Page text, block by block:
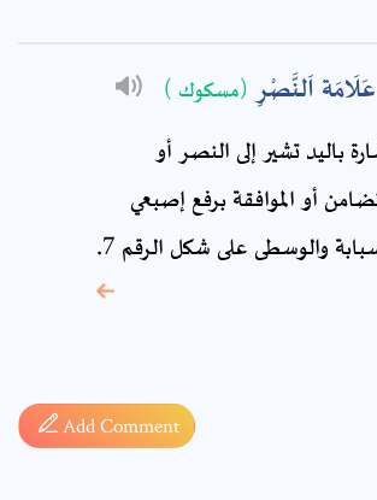
عَلَامَة اَلنَّصْرِ (مسكوك )
باليد تشير إلى النصر أو
أو الموافقة برفع إصبعي
والوسطى على شكل الرقم 7.
Add Comment